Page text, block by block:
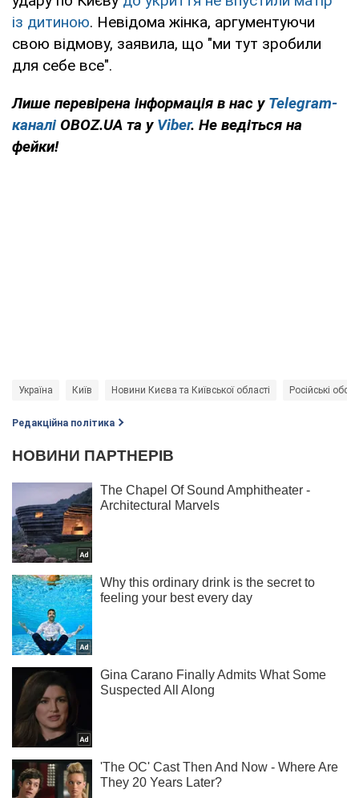
із дитиною. Невідома жінка, аргументуючи
свою відмову, заявила, що "ми тут зробили
для себе все".
Лише перевірена інформація в нас у Telegram-
каналі OBOZ.UA та у Viber. Не ведіться на
фейки!
Україна Київ Новини Києва та Київської області Російські
Редакційна політика